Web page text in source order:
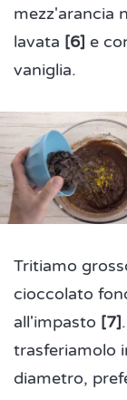
mezz'arancia
lavata [6] e
vaniglia.
Tritiamo
cioccolato
all'impasto [7]
trasferiamolo
diametro,